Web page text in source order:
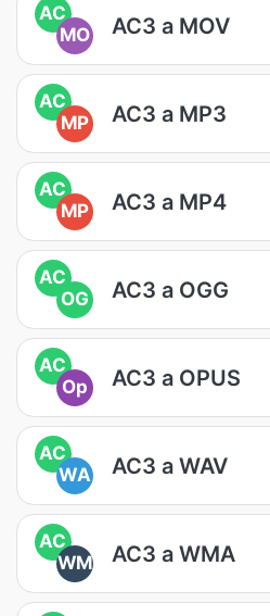
AC
MO
AC3 a MOV
AC
MP
AC3 a MP3
AC
MP
AC3 a MP4
AC
OG
AC3 a OGG
AC
Op
AC3 a OPUS
AC
WA
AC3 a WAV
AC
WM
AC3 a WMA